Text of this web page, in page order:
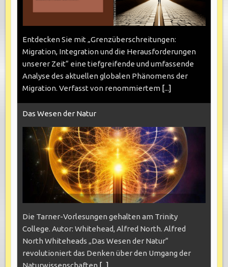
Entdecken Sie mit „Grenzüberschreitungen:
Migration, Integration und die Herausforderungen
unserer Zeit“ eine tiefgreifende und umfassende
Analyse des aktuellen globalen Phänomens der
Migration. Verfasst von renommiertem [...]
Das Wesen der Natur
Die Tarner-Vorlesungen gehalten am Trinity
College. Autor: Whitehead, Alfred North. Alfred
North Whiteheads „Das Wesen der Natur“
revolutioniert das Denken über den Umgang der
Naturwissenschaften [...]